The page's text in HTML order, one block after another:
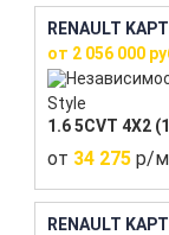
RENAULT
от 2 056 000
Style
1.6 5CVT 4X2
от 34 275 р/
RENAULT